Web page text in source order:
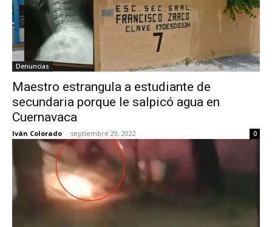
Denuncias
Maestro estrangula a estudiante de
secundaria porque le salpicó agua en
Cuernavaca
Iván Colorado - septiembre 29, 2022 0